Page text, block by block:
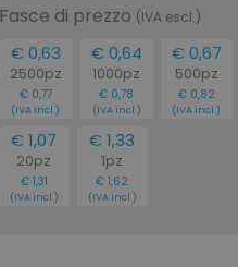
Fasce di prezzo (IVA escl.)
€ 0,63
2500pz
€ 0,77
(IVA incl.)
€ 0,64
1000pz
€ 0,78
(IVA incl.)
€ 0,67
500pz
€ 0,82
(IVA incl.)
€ 1,07
20pz
€ 1,31
(IVA incl.)
€ 1,33
1pz
€ 1,62
(IVA incl.)